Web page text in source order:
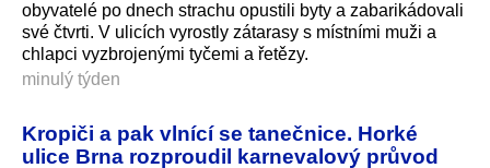
obyvatelé po dnech strachu opustili byty a zabarikádovali
své čtvrti. V ulicích vyrostly zátarasy s místními muži a
chlapci vyzbrojenými tyčemi a řetězy.
minulý týden
Kropiči a pak vlnící se tanečnice. Horké
ulice Brna rozproudil karnevalový průvod